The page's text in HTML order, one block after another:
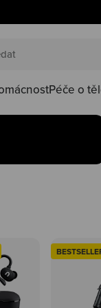
Péče o
happy
ve